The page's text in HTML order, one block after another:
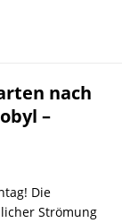
nach
–
Die
Strömung